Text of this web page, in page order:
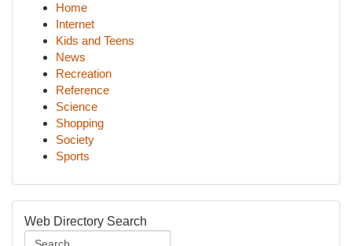
Home
Internet
Kids and Teens
News
Recreation
Reference
Science
Shopping
Society
Sports
Web Directory Search